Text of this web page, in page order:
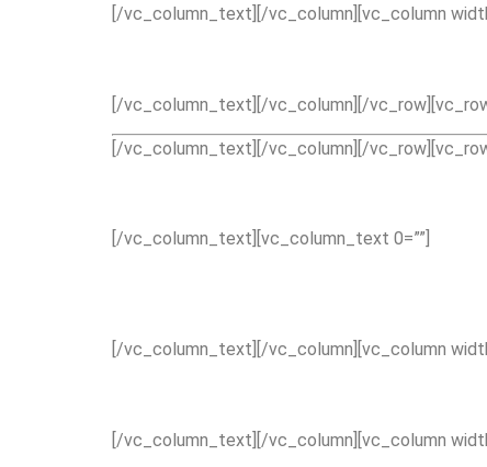
[/vc_column_text][/vc_column][vc_column
[/vc_column_text][/vc_column][/
[/vc_column_text][/vc_column][/
[/vc_column_text][vc_column_text 0=””]
[/vc_column_text][/vc_column][vc_column
[/vc_column_text][/vc_column][vc_column